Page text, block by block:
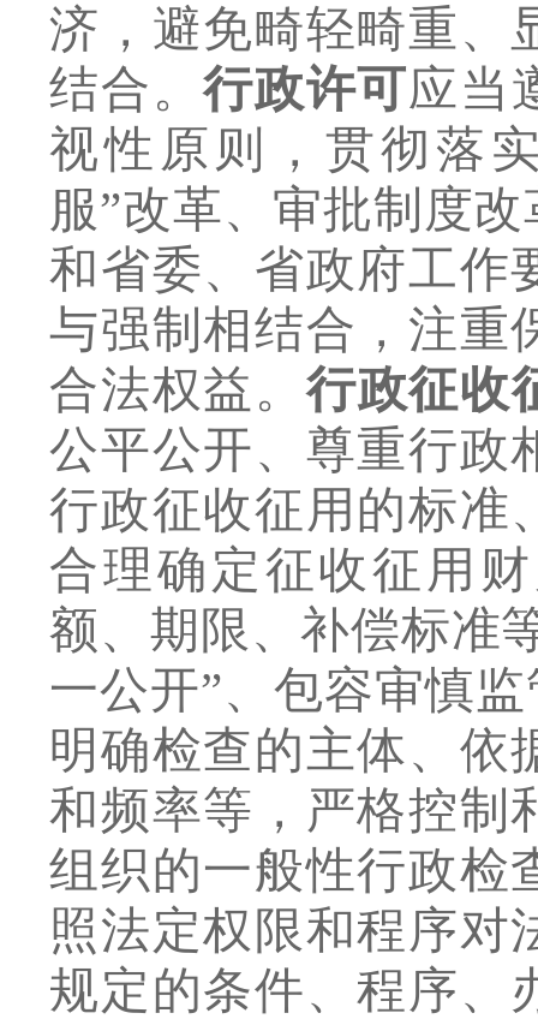
济，避免畸轻畸重、
结合。行政许可应当
视性原则，贯彻落
服”改革、审批制度
和省委、省政府工作
与强制相结合，注重
合法权益。行政征收
公平公开、尊重行政
行政征收征用的标准
合理确定征收征用
额、期限、补偿标准
一公开”、包容审慎监
明确检查的主体、依
和频率等，严格控制
组织的一般性行政检
照法定权限和程序对
规定的条件、程序、